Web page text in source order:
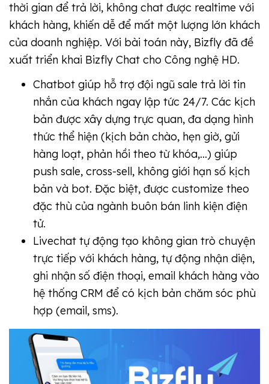
thời gian để trả lời, không chat được realtime với
khách hàng, khiến dễ để mất một lượng lớn khách
của doanh nghiệp. Với bài toán này, Bizfly đã đề
xuất triển khai Bizfly Chat cho Công nghệ HD.
Chatbot giúp hỗ trợ đội ngũ sale trả lời tin
nhắn của khách ngay lập tức 24/7. Các kịch
bản được xây dựng trực quan, đa dạng hình
thức thể hiện (kịch bản chào, hẹn giờ, gửi
hàng loạt, phản hồi theo từ khóa,...) giúp
push sale, cross-sell, không giới hạn số kịch
bản và bot. Đặc biệt, được customize theo
đặc thù của ngành buôn bán linh kiện điện
tử.
Livechat tự động tạo không gian trò chuyện
trực tiếp với khách hàng, tự động nhận diện,
ghi nhận số điện thoại, email khách hàng vào
hệ thống CRM để có kịch bản chăm sóc phù
hợp (email, sms).